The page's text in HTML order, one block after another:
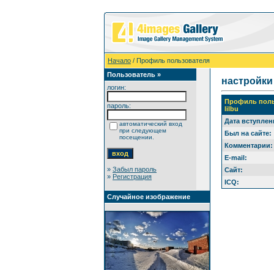
Начало / Профиль пользователя
Пользователь »
логин:
пароль:
автоматический вход
при следующем
посещении.
» Забыл пароль
» Регистрация
Случайное изображение
настройки
Профиль
lilbu
Дата
Был на сайте:
Комментарии:
E-mail:
Сайт:
ICQ: